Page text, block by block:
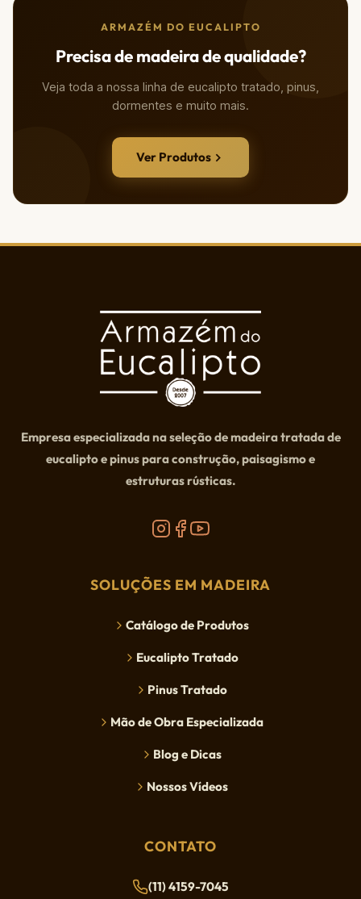
ARMAZÉM DO EUCALIPTO
Precisa de madeira de qualidade?
Veja toda a nossa linha de eucalipto tratado, pinus,
dormentes e muito mais.
Ver Produtos
Empresa especializada na seleção de madeira tratada de
eucalipto e pinus para construção, paisagismo e
estruturas rústicas.
SOLUÇÕES EM MADEIRA
Catálogo de Produtos
Eucalipto Tratado
Pinus Tratado
Mão de Obra Especializada
Blog e Dicas
Nossos Vídeos
CONTATO
(11) 4159-7045